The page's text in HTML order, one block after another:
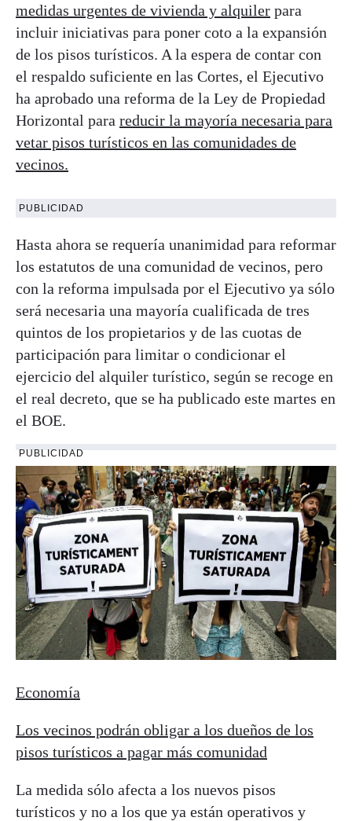
medidas urgentes de vivienda y alquiler para
incluir iniciativas para poner coto a la expansión
de los pisos turísticos. A la espera de contar con
el respaldo suficiente en las Cortes, el Ejecutivo
ha aprobado una reforma de la Ley de Propiedad
Horizontal para reducir la mayoría necesaria para
vetar pisos turísticos en las comunidades de
vecinos.
PUBLICIDAD
Hasta ahora se requería unanimidad para reformar
los estatutos de una comunidad de vecinos, pero
con la reforma impulsada por el Ejecutivo ya sólo
será necesaria una mayoría cualificada de tres
quintos de los propietarios y de las cuotas de
participación para limitar o condicionar el
ejercicio del alquiler turístico, según se recoge en
el real decreto, que se ha publicado este martes en
el BOE.
PUBLICIDAD
Economía
Los vecinos podrán obligar a los dueños de los
pisos turísticos a pagar más comunidad
La medida sólo afecta a los nuevos pisos
turísticos y no a los que ya están operativos y